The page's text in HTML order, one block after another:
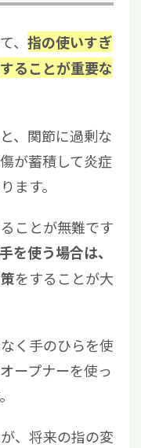
、 指の使いすぎ
ることが重要な
、関節に過剰な
が蓄積して炎症
ます。
ことが無難です
を使う場合は、
をすることが大
く手のひらを使
ープナーを使っ
、将来の指の変